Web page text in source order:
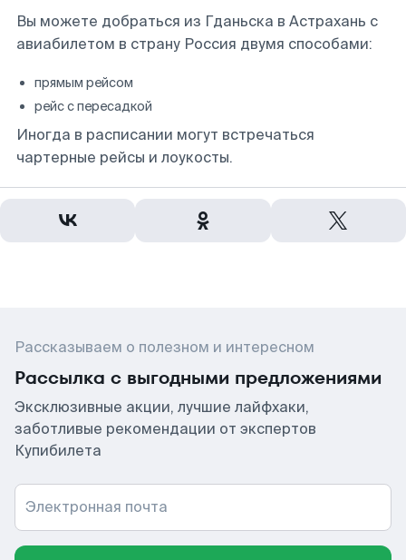
Вы можете добраться из Гданьска в Астрахань с
авиабилетом в страну Россия двумя способами:
прямым рейсом
рейс с пересадкой
Иногда в расписании могут встречаться
чартерные рейсы и лоукосты.
Рассказываем о полезном и интересном
Рассылка с выгодными предложениями
Эксклюзивные акции, лучшие лайфхаки,
заботливые рекомендации от экспертов
Купибилета
Электронная почта